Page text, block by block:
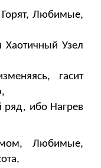
Любимые,
Узел
гасит
ибо Нагрев
Любимые,